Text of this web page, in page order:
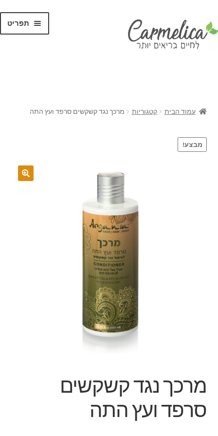
תפריט
עמוד הבית קטגוריות מרכך נגד קשקשים סרפד ועץ התה
מבצע!
מרכך נגד קשקשים
סרפד ועץ התה